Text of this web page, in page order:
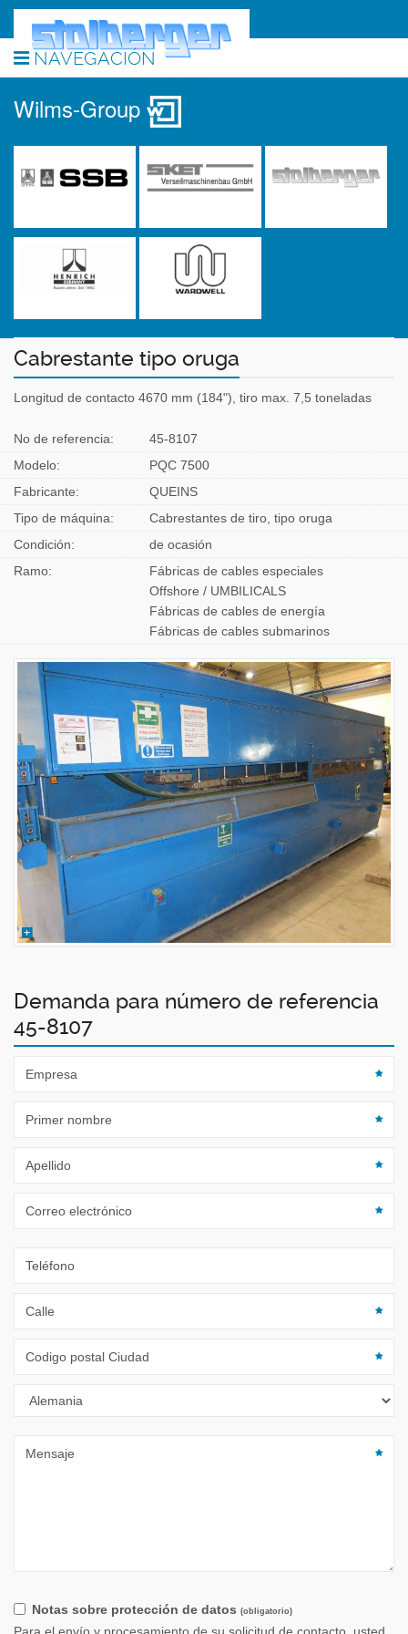
NAVEGACIÓN
Wilms-Group
Cabrestante tipo oruga
Longitud de contacto 4670 mm (184"), tiro max. 7,5 toneladas
No de referencia:
45-8107
Modelo:
PQC 7500
Fabricante:
QUEINS
Tipo de máquina:
Cabrestantes de tiro, tipo oruga
Condición:
de ocasión
Ramo:
Fábricas de cables especiales
Offshore / UMBILICALS
Fábricas de cables de energía
Fábricas de cables submarinos
Demanda para número de referencia
45-8107
Notas sobre protección de datos (obligatorio)
Para el envío y procesamiento de su solicitud de contacto, usted